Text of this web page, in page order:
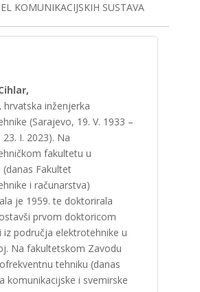
KOMUNIKACIJSKIH SUSTAVA
hrvatska inženjerka
(Sarajevo, 19. V. 1933 –
23. I. 2023). Na
fakultetu u
(danas Fakultet
i računarstva)
je 1959. te doktorirala
prvom doktoricom
iz područja elektrotehnike u
Na fakultetskom Zavodu
tehniku (danas
komunikacijske i svemirske